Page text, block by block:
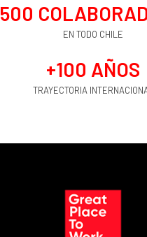
EN TODO CHILE
500
TRAYECTORIA
+100 AÑOS